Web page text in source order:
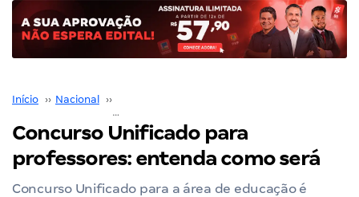
Início ›› Nacional ››
Concurso Unificado para
professores: entenda como será
Concurso Unificado para a área de educação é